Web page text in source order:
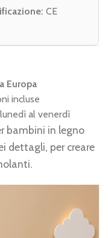
CE
Europa
incluse
al venerdì
bambini in legno
dettagli, per creare